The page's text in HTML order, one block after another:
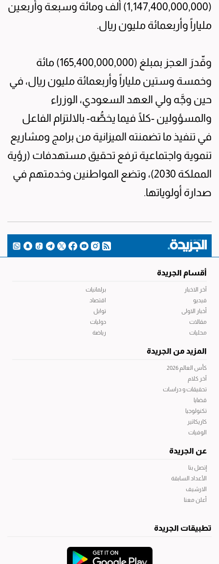
(1,147,400,000,000) ألف ومائة وسبعة وأربعين
ملياراً وأربعمائة مليون ريال.
وقّدرَ العجز بمبلغ (165,400,000,000) مائة
وخمسة وستين ملياراً وأربعمائة مليون ريال، في
حين وجَّه ولي العهد السعودي، الوزراء
والمسؤولين -كلًا فيما يخصُّه- بالالتزام الفاعل
في تنفيذ ما تضمنته الميزانية من برامج ومشاريع
تنموية واجتماعية ترفع تحقيق مستهدفات (رؤية
المملكة 2030)، وتضع المواطنين وخدمتهم في
صدارة أولوياتها.
أقسام الجريدة
آخر الاخبار
فيديو
أخبار الاولى
مقالات
محليات
برلمانيات
اقتصاد
توابل
دوليات
رياضة
المزيد من الجريدة
كأس العالم 2026
آخر كلام
تحقيقات و دراسات
قضايا
تكنولوجيا
كاريكاتير
الوفيات
عن الجريدة
إتصل بنا
الأعداد السابقة
الارشيف
أعلن معنا
تطبيقات الجريدة